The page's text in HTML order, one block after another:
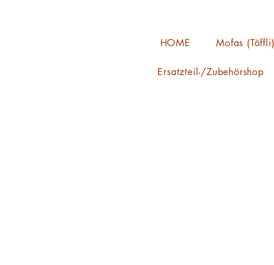
HOME Mofas (Töffli)
Ersatzteil-/Zubehörshop